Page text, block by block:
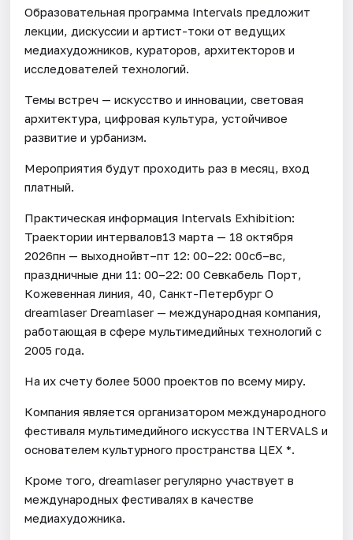
Образовательная программа Intervals предложит
лекции, дискуссии и артист-токи от ведущих
медиахудожников, кураторов, архитекторов и
исследователей технологий.
Темы встреч — искусство и инновации, световая
архитектура, цифровая культура, устойчивое
развитие и урбанизм.
Мероприятия будут проходить раз в месяц, вход
платный.
Практическая информация Intervals Exhibition:
Траектории интервалов13 марта — 18 октября
2026пн — выходнойвт–пт 12: 00–22: 00сб–вс,
праздничные дни 11: 00–22: 00 Севкабель Порт,
Кожевенная линия, 40, Санкт-Петербург О
dreamlaser Dreamlaser — международная компания,
работающая в сфере мультимедийных технологий с
2005 года.
На их счету более 5000 проектов по всему миру.
Компания является организатором международного
фестиваля мультимедийного искусства INTERVALS и
основателем культурного пространства ЦЕХ *.
Кроме того, dreamlaser регулярно участвует в
международных фестивалях в качестве
медиахудожника.